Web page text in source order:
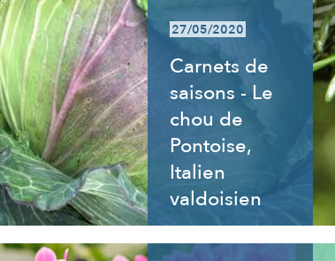
27/05/2020
Carnets de
saisons - Le
chou de
Pontoise,
Italien
valdoisien